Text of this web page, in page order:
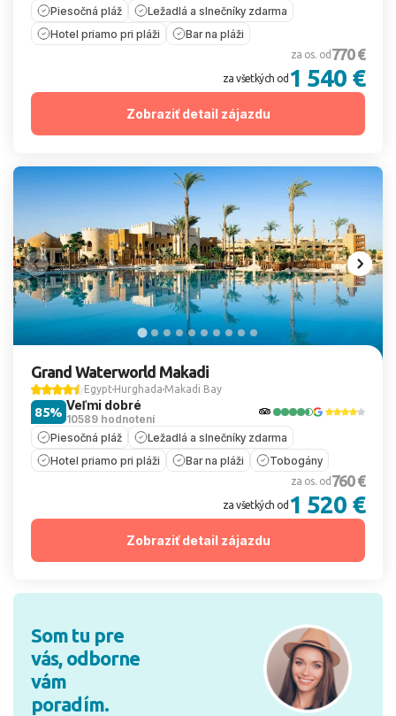
Piesočná pláž
Ležadlá a slnečníky zdarma
Hotel priamo pri pláži
Bar na pláži
za os. od 770 €
za všetkých od 1 540 €
Zobraziť detail zájazdu
Grand Waterworld Makadi
Egypt Hurghada Makadi Bay
Veľmi dobré
10589 hodnotení
85%
Piesočná pláž
Ležadlá a slnečníky zdarma
Hotel priamo pri pláži
Bar na pláži Tobogány
za os. od 760 €
za všetkých od 1 520 €
Zobraziť detail zájazdu
Som tu pre
vás, odborne
vám
poradím.